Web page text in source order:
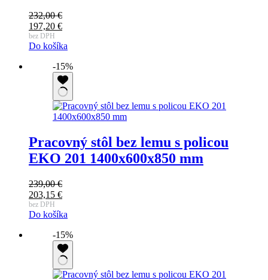
232,00€
Pôvodná
cena
bola:
197,20 €
Aktuálna
cena
197,20 €.
bez DPH
Do košíka
-15%
Pracovný stôl bez lemu s policou
EKO 201 1400x600x850 mm
239,00€
Pôvodná
cena
bola:
203,15 €
Aktuálna
cena
203,15 €.
bez DPH
Do košíka
-15%